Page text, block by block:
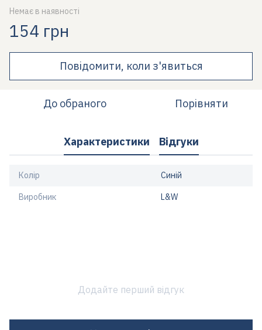
Немає в наявності
154 грн
Повідомити, коли з'явиться
До обраного Порівняти
Характеристики Відгуки
Колір Синій
Виробник L&W
Додайте перший відгук